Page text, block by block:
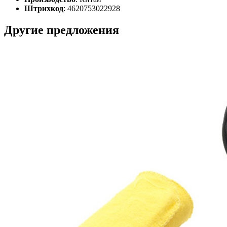
Штрихкод: 4620753022928
Другие предложения